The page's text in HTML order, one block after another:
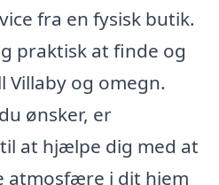
fra en fysisk butik.
praktisk at finde og
Villaby og omegn.
ønsker, er
at hjælpe dig med at
atmosfære i dit hjem